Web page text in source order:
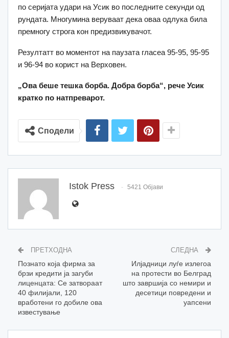
по серијата удари на Усик во последните секунди од
рундата. Многумина веруваат дека оваа одлука била
премногу строга кон предизвикувачот.
Резултатт во моментот на паузата гласеа 95-95, 95-95
и 96-94 во корист на Верховен.
„Ова беше тешка борба. Добра борба“, рече Усик
кратко по натпреварот.
Сподели
Istok Press 5421 Објави
ПРЕТХОДНА
Познато која фирма за
брзи кредити ја загуби
лиценцата: Се затвораат
40 филијали, 120
вработени го добиле ова
известување
СЛЕДНА
Илјадници луѓе излегоа
на протести во Белград
што завршија со немири и
десетици повредени и
уапсени